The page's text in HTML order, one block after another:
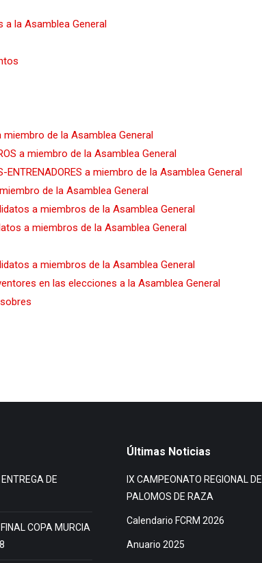
la Asamblea General
miembro de la Asamblea General
a miembro de la Asamblea General
a miembro de la Asamblea General
de la Asamblea General
a miembros de la Asamblea General
a miembros de la Asamblea General
a miembros de la Asamblea General
en las elecciones a la Asamblea General
DE
COPA MURCIA
Últimas Noticias
IX CAMPEONATO REGIONAL DE
PALOMOS DE RAZA
Calendario FCRM 2026
Anuario 2025